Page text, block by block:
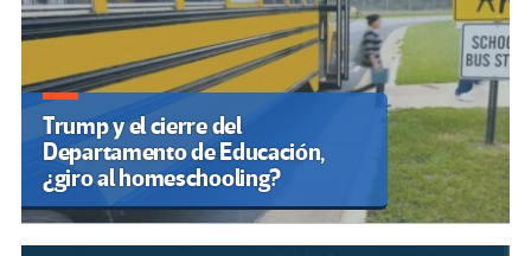
Trump y el cierre del
Departamento de Educación,
¿giro al homeschooling?